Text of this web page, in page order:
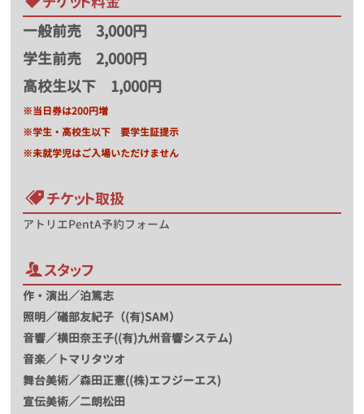
一般前売 3,000円
学生前売 2,000円
高校生以下 1,000円
※当日券は200円増
※学生・高校生以下 要学生証提示
※未就学児はご入場いただけません
チケット取扱
アトリエPentA予約フォーム
スタッフ
作・演出／泊篤志
照明／礒部友紀子（(有)SAM）
音響／横田奈王子((有)九州音響システム)
音楽／トマリタツオ
舞台美術／森田正憲((株)エフジーエス)
宣伝美術／二朗松田